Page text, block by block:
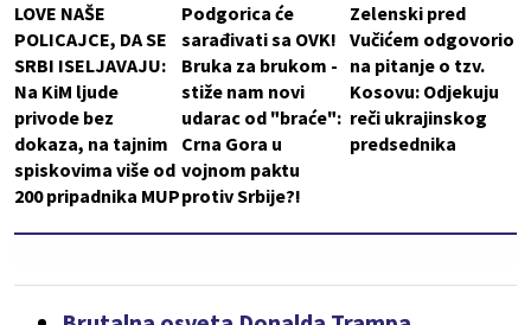
LOVE NAŠE
POLICAJCE, DA SE
SRBI ISELJAVAJU:
Na KiM ljude
privode bez
dokaza, na tajnim
spiskovima više od
200 pripadnika MUP
Podgorica će
sarađivati sa OVK!
Bruka za brukom -
stiže nam novi
udarac od "braće":
Crna Gora u
vojnom paktu
protiv Srbije?!
Zelenski pred
Vučićem odgovorio
na pitanje o tzv.
Kosovu: Odjekuju
reči ukrajinskog
predsednika